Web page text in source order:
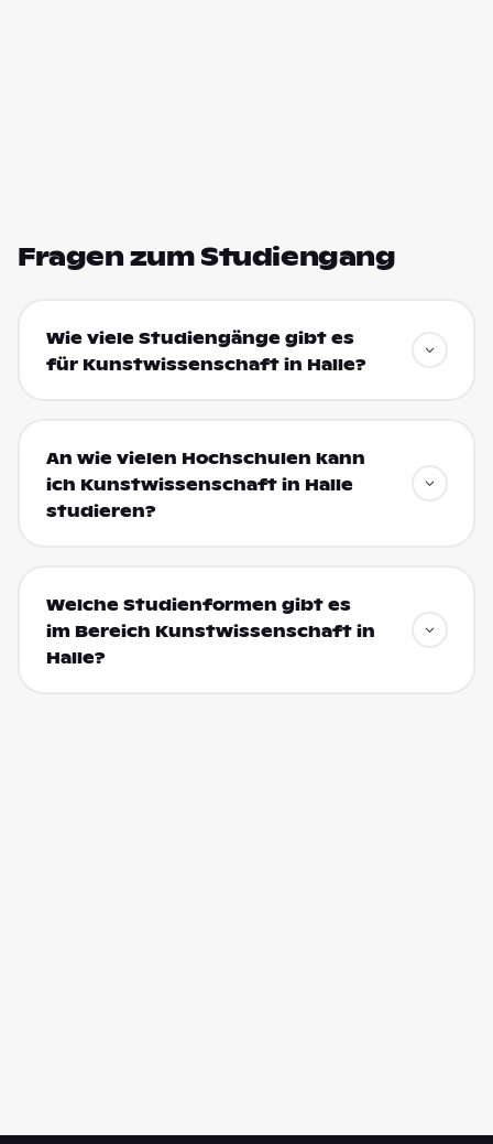
Fragen zum Studiengang
Wie viele Studiengänge gibt es
für Kunstwissenschaft in Halle?
An wie vielen Hochschulen kann
ich Kunstwissenschaft in Halle
studieren?
Welche Studienformen gibt es
im Bereich Kunstwissenschaft in
Halle?